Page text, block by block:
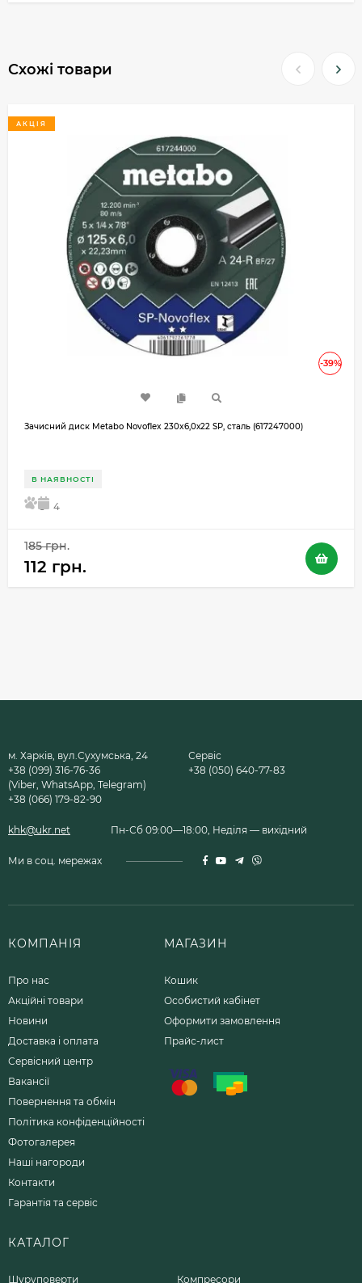
Схожі товари
-39%
АКЦІЯ
Зачисний диск Metabo Novoflex 230x6,0х22 SP, сталь (617247000)
В НАЯВНОСТІ
5 4
185 грн.
112 грн.
м. Харків, вул.Сухумська, 24
+38 (099) 316-76-36
(Viber, WhatsApp, Telegram)
+38 (066) 179-82-90
Сервіс
+38 (050) 640-77-83
khk@ukr.net Пн-Сб 09:00—18:00, Неділя — вихідний
Ми в соц. мережах
КОМПАНІЯ
Про нас
Акційні товари
Новини
Доставка і оплата
Сервісний центр
Вакансії
Повернення та обмін
Політика конфіденційності
Фотогалерея
Наші нагороди
Контакти
Гарантія та сервіс
МАГАЗИН
Кошик
Особистий кабінет
Оформити замовлення
Прайс-лист
КАТАЛОГ
Шуруповерти Компресори